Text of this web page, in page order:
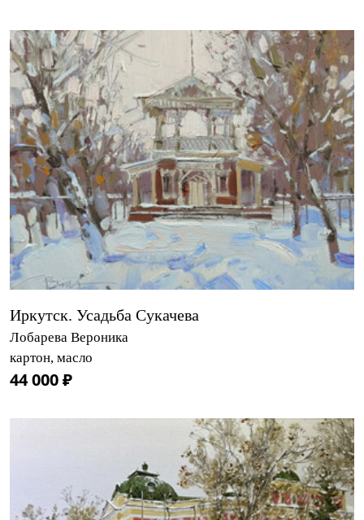
Иркутск. Усадьба Сукачева
Лобарева Вероника
картон, масло
44 000 ₽